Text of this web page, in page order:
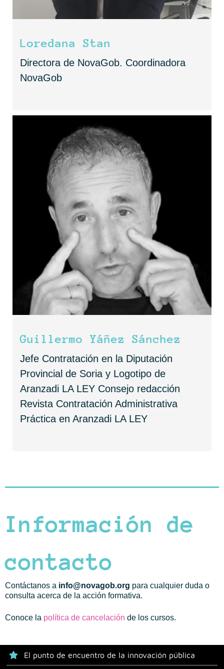
Loredana Stan
Directora de NovaGob. Coordinadora
NovaGob
Guillermo Yáñez Sánchez
Jefe Contratación en la Diputación
Provincial de Soria y Logotipo de
Aranzadi LA LEY Consejo redacción
Revista Contratación Administrativa
Práctica en Aranzadi LA LEY
Información de
contacto
Contáctanos a info@novagob.org para cualquier duda o
consulta acerca de la acción formativa.
Conoce la política de cancelación de los cursos.
El punto de encuentro de la innovación pública